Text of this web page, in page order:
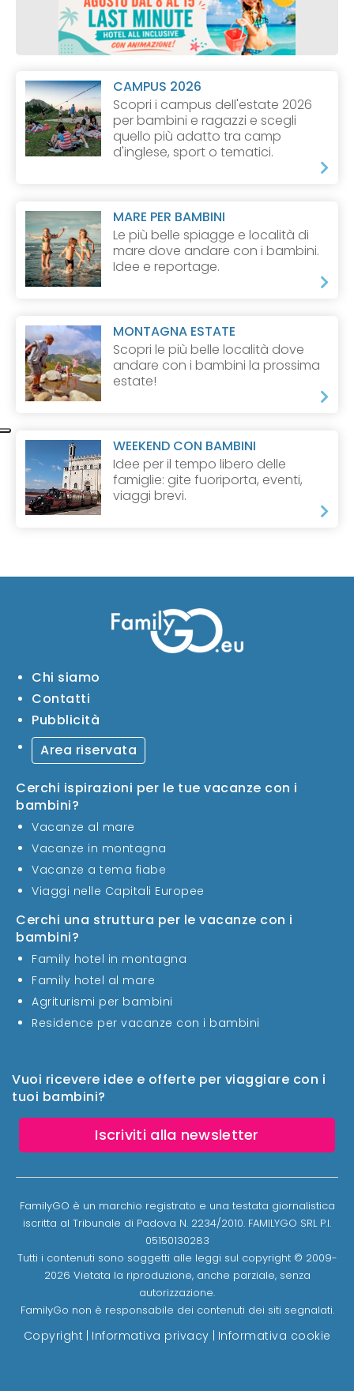
CAMPUS 2026
Scopri i campus dell'estate 2026
per bambini e ragazzi e scegli
quello più adatto tra camp
d'inglese, sport o tematici.
MARE PER BAMBINI
Le più belle spiagge e località di
mare dove andare con i bambini.
Idee e reportage.
MONTAGNA ESTATE
Scopri le più belle località dove
andare con i bambini la prossima
estate!
WEEKEND CON BAMBINI
Idee per il tempo libero delle
famiglie: gite fuoriporta, eventi,
viaggi brevi.
Vuoi ricevere idee e offerte per viaggiare con i
tuoi bambini?
Iscriviti alla newsletter
Chi siamo
Contatti
Pubblicità
Area riservata
Cerchi ispirazioni per le tue vacanze con i
bambini?
Vacanze al mare
Vacanze in montagna
Vacanze a tema fiabe
Viaggi nelle Capitali Europee
Cerchi una struttura per le vacanze con i
bambini?
Family hotel in montagna
Family hotel al mare
Agriturismi per bambini
Residence per vacanze con i bambini
FamilyGO è un marchio registrato e una testata giornalistica
iscritta al Tribunale di Padova N. 2234/2010. FAMILYGO SRL P.I.
05150130283
Tutti i contenuti sono soggetti alle leggi sul copyright © 2009-
2026 Vietata la riproduzione, anche parziale, senza
autorizzazione.
FamilyGo non è responsabile dei contenuti dei siti segnalati.
Copyright | Informativa privacy | Informativa cookie